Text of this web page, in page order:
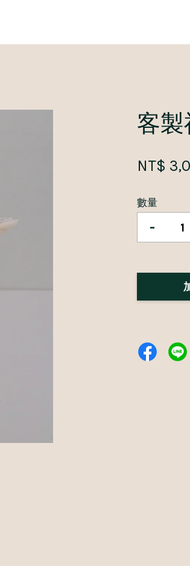
客製
NT$
數量
-